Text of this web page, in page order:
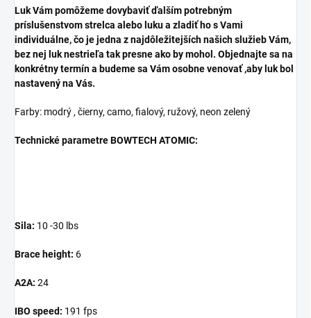
Luk Vám pomôžeme dovybaviť ďalším potrebným
príslušenstvom strelca alebo luku a zladiť ho s Vami
individuálne, čo je jedna z najdôležitejších našich služieb Vám,
bez nej luk nestrieľa tak presne ako by mohol. Objednajte sa na
konkrétny termín a budeme sa Vám osobne venovať ,aby luk bol
nastavený na Vás.
Farby: modrý , čierny, camo, fialový, ružový, neon zelený
Technické parametreBOWTECH ATOMIC:
Sila: 10 -30 lbs
Brace height: 6
A2A: 24
IBO speed: 191 fps